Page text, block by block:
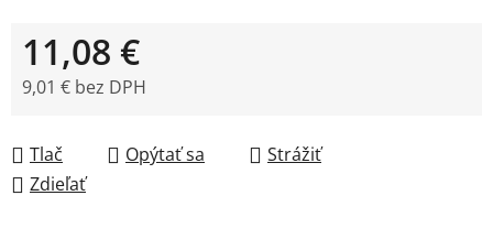
11,08 €
9,01 € bez DPH
Tlač
Opýtať sa
Strážiť
Zdieľať